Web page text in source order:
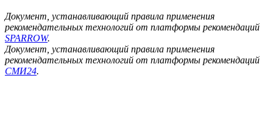
Документ, устанавливающий правила применения
рекомендательных технологий от платформы рекомендаций
SPARROW.
Документ, устанавливающий правила применения
рекомендательных технологий от платформы рекомендаций
СМИ24.